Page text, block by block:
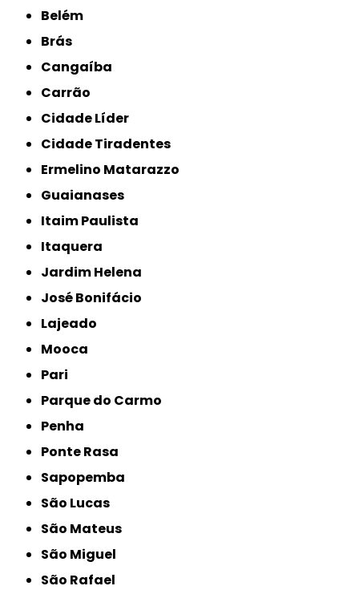
Belém
Brás
Cangaíba
Carrão
Cidade Líder
Cidade Tiradentes
Ermelino Matarazzo
Guaianases
Itaim Paulista
Itaquera
Jardim Helena
José Bonifácio
Lajeado
Mooca
Pari
Parque do Carmo
Penha
Ponte Rasa
Sapopemba
São Lucas
São Mateus
São Miguel
São Rafael